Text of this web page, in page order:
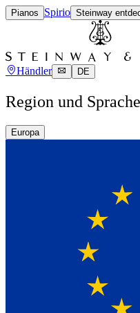
Pianos Spirio Steinway
Händler DE
Region und
Europa